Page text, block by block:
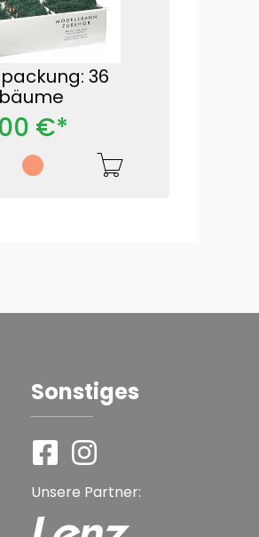
36
€*
Sonstiges
Unsere Partner: